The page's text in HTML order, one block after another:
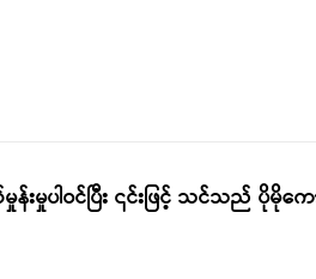
န်းမှုပါဝင်ပြီး ၎င်းဖြင့် သင်သည်